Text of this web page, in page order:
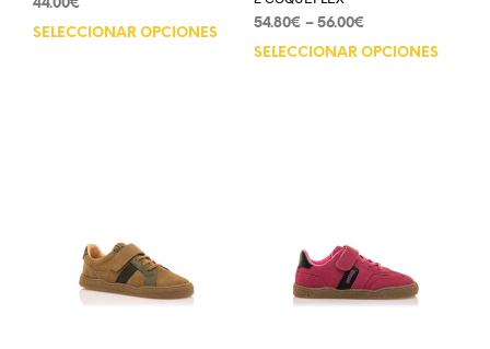
44.00€
SELECCIONAR OPCIONES
54.80€ – 56.00€
SELECCIONAR OPCIONES